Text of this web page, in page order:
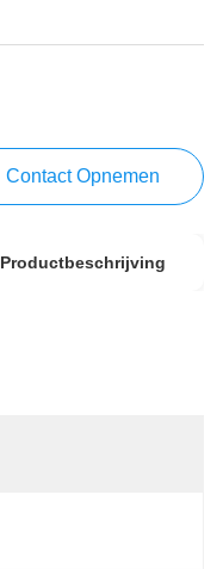
Contact Opnemen
Productbeschrijving